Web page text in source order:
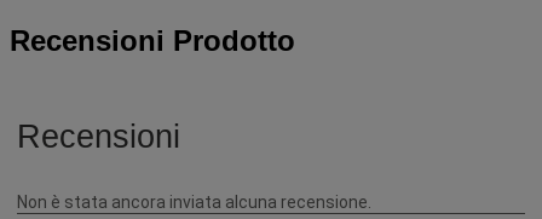
Recensioni Prodotto